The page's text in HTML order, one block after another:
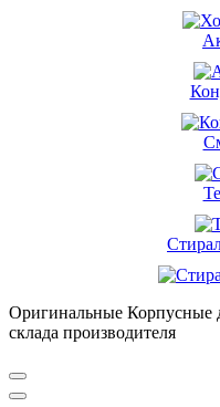
Оригинальные Корпусные
склада производителя